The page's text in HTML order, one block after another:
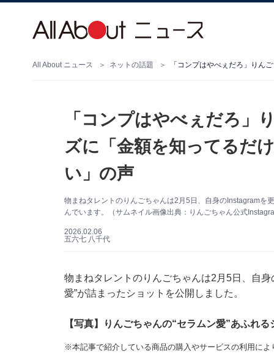
All About ニュース ネットの話題
「コンプはやべぇだろ」
ズに「金額を知ってるだ
い」の声
物まねタレントのりんごちゃんは2月5日、自身のInstagramを
んでいます。（サムネイル画像出典：りんごちゃん公式
2026.02.06
五六七 八千代
物まねタレントのりんごちゃんは2月5日、自
愛”が詰まったショットを公開しました。
【写真】りんごちゃんの“セラムン愛”あふれる
※本記事で紹介している商品の購入やサービスの利用によ